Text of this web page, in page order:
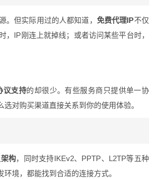
但实际用过的人都知道， 免费代理IP不仅
IP刚连上就掉线；或者访问某些平台时，
议支持的却很少。有些服务商只提供单一协
对购买渠道直接关系到你的使用体验。
构，同时支持IKEv2、PPTP、L2TP等五种
境，都能找到合适的连接方式。